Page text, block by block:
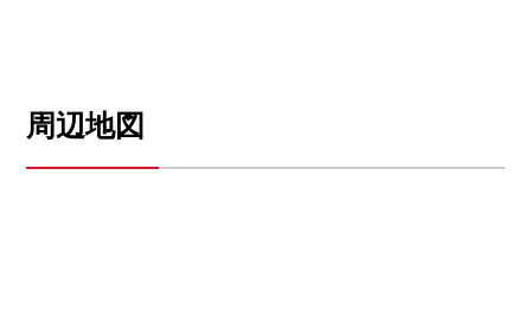
周辺地図